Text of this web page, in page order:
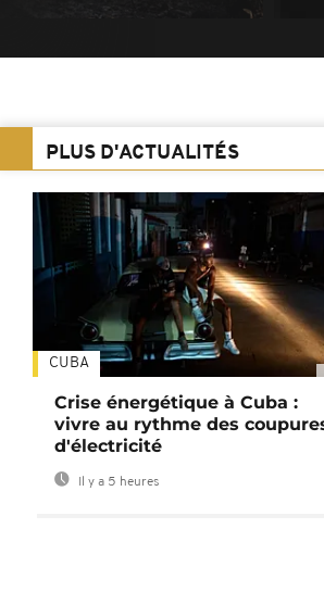
PLUS D'ACTUALITÉS
CUBA
Crise énergétique à Cuba :
vivre au rythme des
d'électricité
Il y a 5 heures